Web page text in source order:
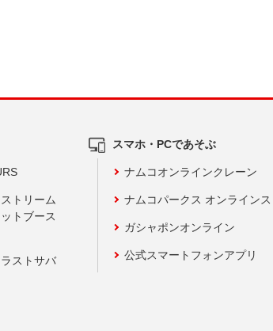
トリーム
トブース
ストサバ
スマホ・PCであそぶ
ナムコオンラインクレーン
ナムコパークス オンライン
ガシャポンオンライン
公式スマートフォンアプリ